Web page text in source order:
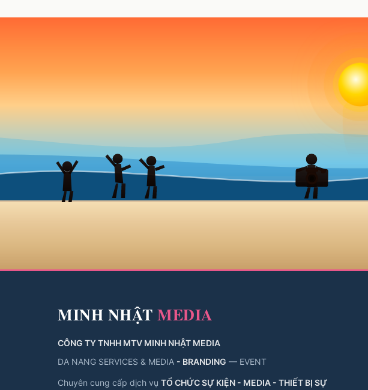
MINH NHẬT MEDIA
CÔNG TY TNHH MTV MINH NHẬT MEDIA
DA NANG SERVICES & MEDIA - BRANDING — EVENT
Chuyên cung cấp dịch vụ TỔ CHỨC SỰ KIỆN - MEDIA - THIẾT BỊ SỰ